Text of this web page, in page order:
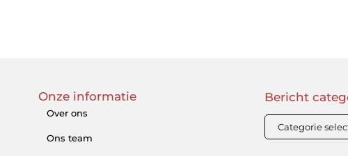
Onze informatie
Over ons
Ons team
Bericht